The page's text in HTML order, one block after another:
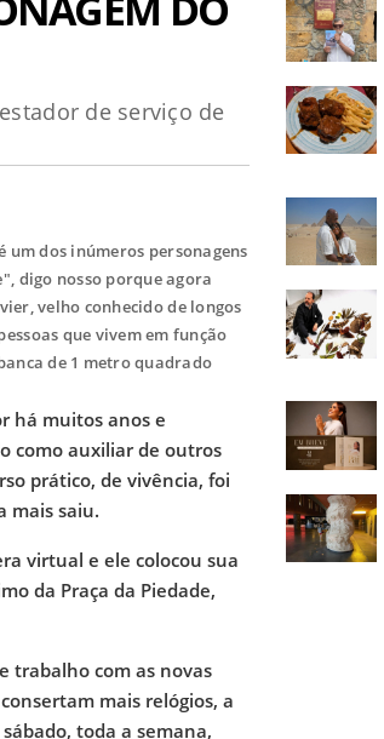
de serviço de
um dos inúmeros personagens
digo nosso porque agora
velho conhecido de longos
que vivem em função
de 1 metro quadrado
há muitos anos e
como auxiliar de outros
prático, de vivência, foi
mais saiu.
virtual e ele colocou sua
da Praça da Piedade,
trabalho com as novas
mais relógios, a
toda a semana,